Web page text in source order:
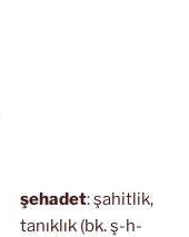
şehadet: şahitlik,
tanıklık (bk. ş-h-